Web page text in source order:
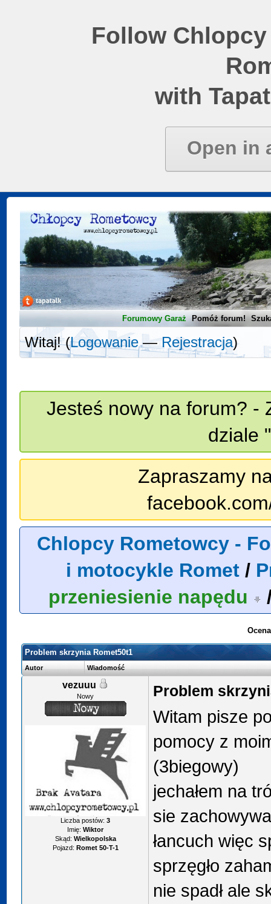
Follow
with
Open in
Forumowy Garaż Pomóż forum!
Witaj! (Logowanie—Rejestracja)
Jesteś nowy na forum? -
dziale
Zapraszamy
Chlopcy Rometowcy -
i motocykle Romet /
przeniesienie napędu
Problem skrzynia Romet50t1
Autor Wiadomość
vezuuu
Nowy
Liczba postów:3
Imię: Wiktor
Skąd: Wielkopolska
Pojazd: Romet 50-T-1
Problem
Witam pisze
pomocy z
(3biegowy)
jechałem na
sie
łancuch więc
sprzęgło
nie spadł ale